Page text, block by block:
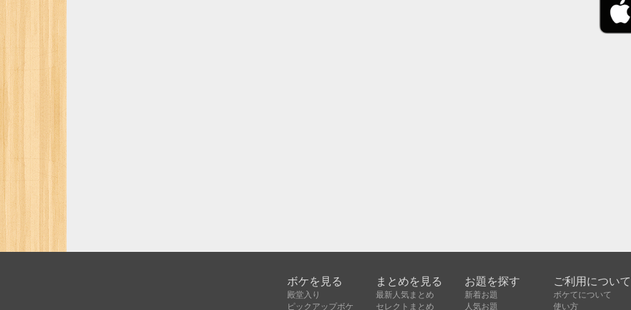
ボケを見る
殿堂入り
ピックアップボケ
まとめを見る
最新人気まとめ
セレクトまとめ
お題を探す
新着お題
人気お題
ご利用について
ボケてについて
使い方